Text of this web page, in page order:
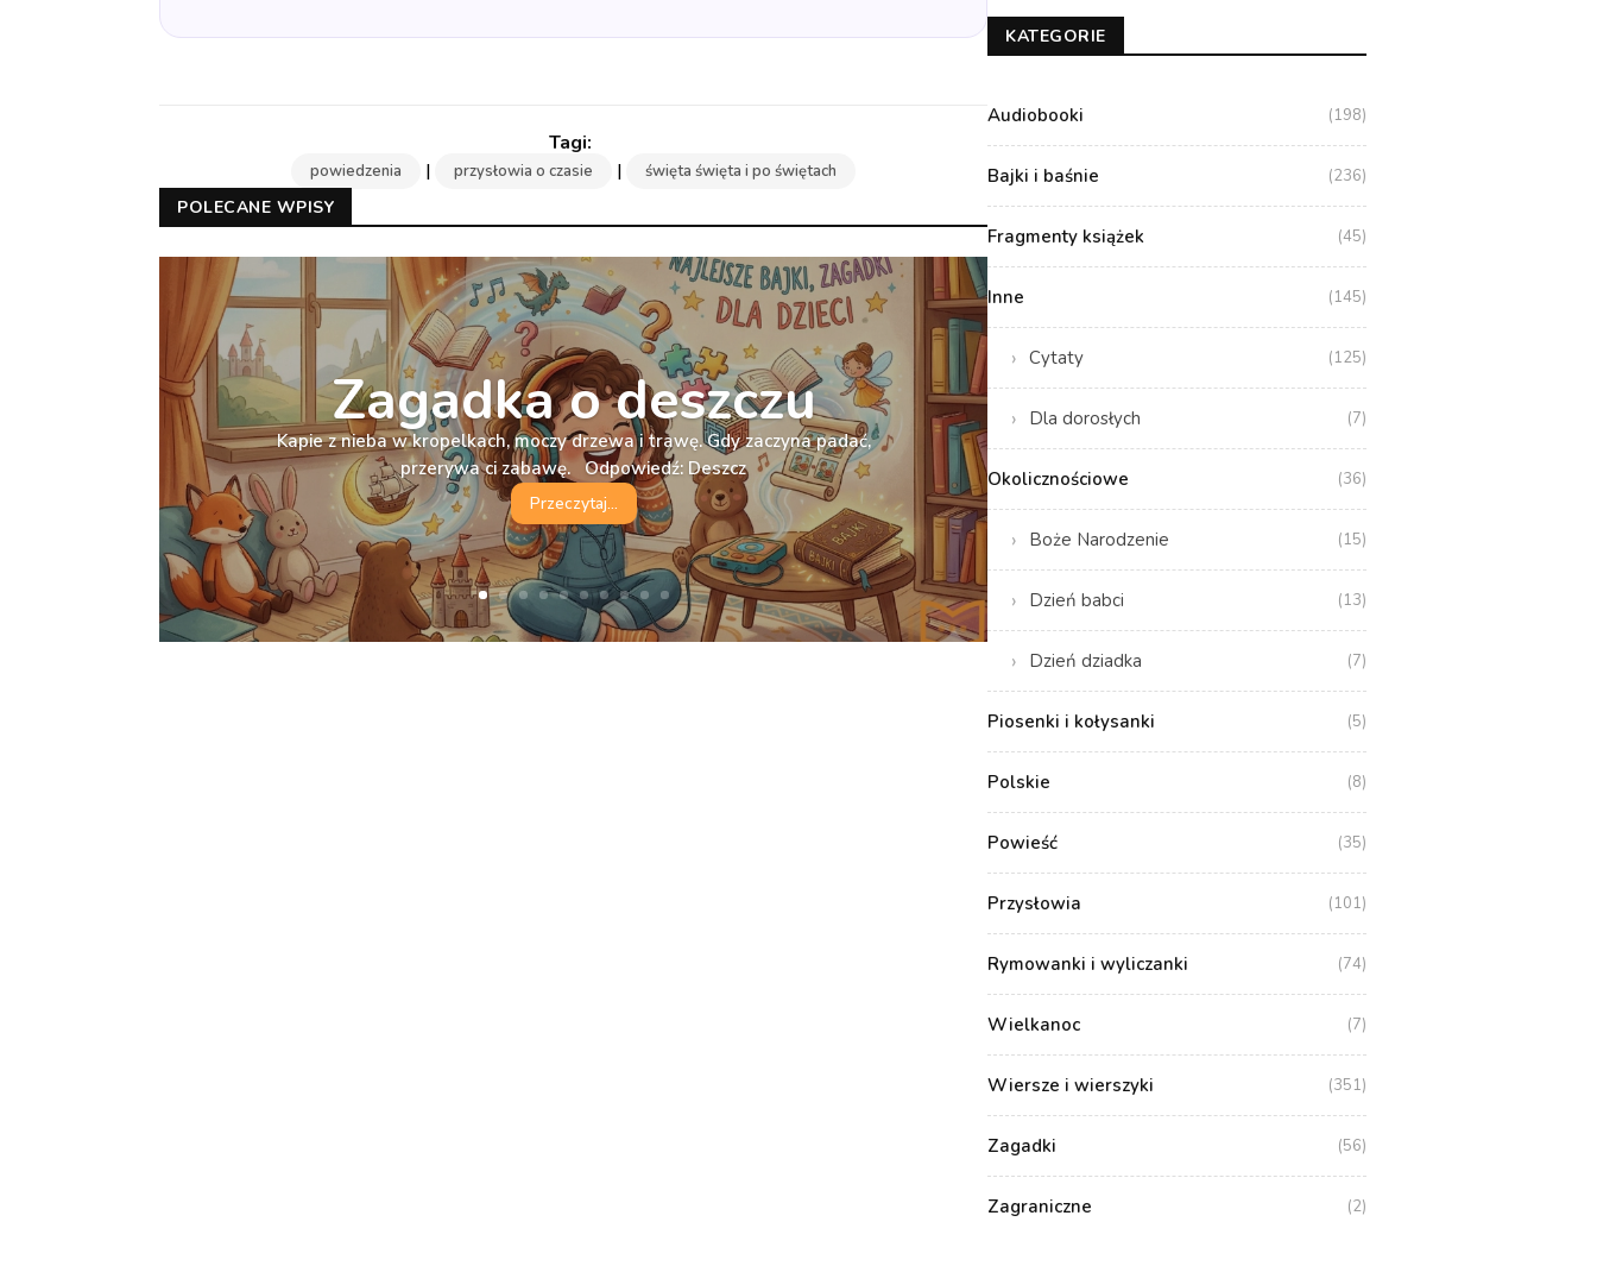
powiedzenia | przysłowia o czasie | święta święta i po świętach
POLECANE WPISY
Zagadka o deszczu
Kapie z nieba w kropelkach, moczy drzewa i trawę. Gdy zaczyna padać,
przerywa ci zabawę. Odpowiedź: Deszcz
Przeczytaj...
KATEGORIE
Audiobooki (198)
Bajki i baśnie (236)
Fragmenty książek (45)
Inne (145)
Cytaty (125)
Dla dorosłych (7)
Okolicznościowe (36)
Boże Narodzenie (15)
Dzień babci (13)
Dzień dziadka (7)
Piosenki i kołysanki (5)
Polskie (8)
Powieść (35)
Przysłowia (101)
Rymowanki i wyliczanki (74)
Wielkanoc (7)
Wiersze i wierszyki (351)
Zagadki (56)
Zagraniczne (2)